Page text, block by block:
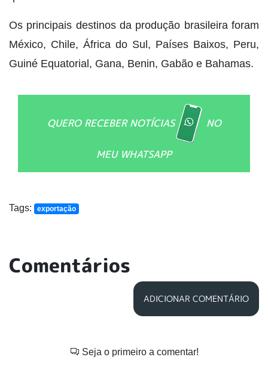
Os principais destinos da produção brasileira foram
México, Chile, África do Sul, Países Baixos, Peru,
Guiné Equatorial, Gana, Benin, Gabão e Bahamas.
QUERO RECEBER NOTÍCIAS NO
MEU WHATSAPP
Tags: exportação
Comentários
ADICIONAR COMENTÁRIO
Seja o primeiro a comentar!